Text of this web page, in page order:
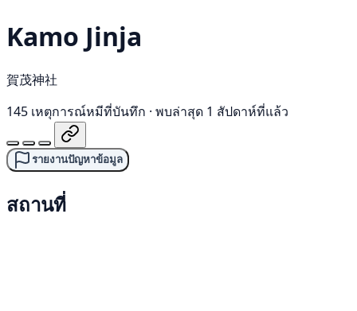
Kamo Jinja
賀茂神社
145 เหตุการณ์หมีที่บันทึก · พบล่าสุด 1 สัปดาห์ที่แล้ว
รายงานปัญหาข้อมูล
สถานที่